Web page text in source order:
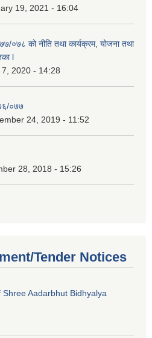
19, 2021 - 16:04
०७८ को नीति तथा कार्यक्रम, योजना तथा
l
2020 - 14:28
०७७
24, 2019 - 11:52
28, 2018 - 15:26
Tender Notices
Aadarbhut Bidhyalya